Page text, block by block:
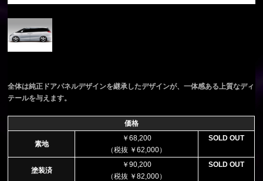
全体は純正ドアパネルデザインを継承したデザインが、一体感ある上質なディ
テールを与えます。
価格
素地
￥68,200
（税抜 ￥62,000）
SOLD OUT
塗装済
￥90,200
（税抜 ￥82,000）
SOLD OUT